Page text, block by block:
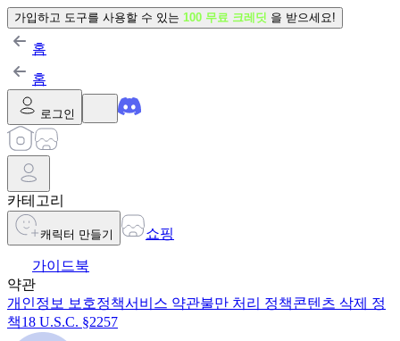
가입하고 도구를 사용할 수 있는 100 무료 크레딧 을 받으세요!
홈
홈
로그인
카테고리
캐릭터 만들기 쇼핑
가이드북
약관
개인정보 보호정책서비스 약관불만 처리 정책콘텐츠 삭제 정
책18 U.S.C. §2257